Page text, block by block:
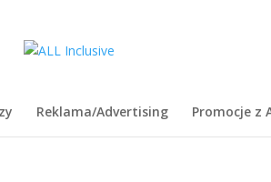
Reklama/Advertising Promocje z